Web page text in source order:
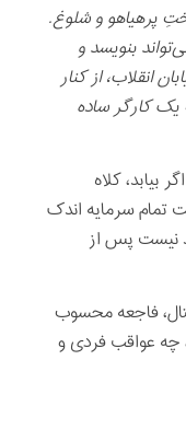
پرهیاهو و شلوغ.
بنویسد و
انقلاب، از کنار
کارگر ساده
بیابد، کلاه
سرمایه اندک
نیست پس از
فاجعه محسوب
چه عواقب فردی و